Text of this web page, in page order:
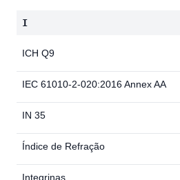
I
ICH Q9
IEC 61010-2-020:2016 Annex AA
IN 35
Índice de Refração
Integrinas